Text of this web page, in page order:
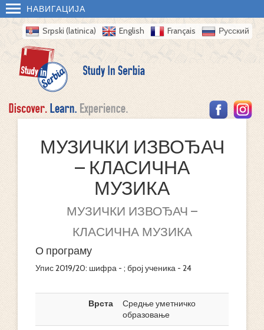
НАВИГАЦИЈА
Srpski (latinica) English Français Русский
МУЗИЧКИ ИЗВОЂАЧ
– КЛАСИЧНА
МУЗИКА
МУЗИЧКИ ИЗВОЂАЧ –
КЛАСИЧНА МУЗИКА
О програму
Упис 2019/20: шифра - ; број ученика - 24
Врста
Средње уметничко
образовање